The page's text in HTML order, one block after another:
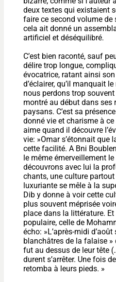
deux textes qui existaient
faire ce second volume de
cela ait donné un
artificiel et déséquilibré.
C’est bien raconté, sauf
délire trop longue,
évocatrice, ratant ainsi
d’éclairer, qu’il manquait
nous perdons trop souvent
montré au début dans ses
paysans. C’est sa
donné vie et charisme à
aime quand il découvre
vie: »Omar s’étonnait que
cette facilité. A Bni
le même émerveillement
découvrons avec lui la
chants, une culture
luxuriante se mêle à la
Dib y donne à voir cette
plus souvent méprisée
place dans la littérature.
populaire, celle de
écho: »L’après-midi
blanchâtres de la falaise »
fut au dessus de leur tête
durent s’arrêter. Une fois
retomba à leurs pieds. »